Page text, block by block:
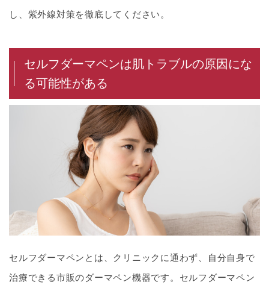
し、紫外線対策を徹底してください。
セルフダーマペンは肌トラブルの原因にな
る可能性がある
セルフダーマペンとは、クリニックに通わず、自分自身で
治療できる市販のダーマペン機器です。セルフダーマペン